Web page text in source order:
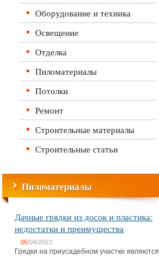
Оборудование и техника
Освещение
Отделка
Пиломатериалы
Потолки
Ремонт
Строительные материалы
Строительные статьи
Пиломатериалы
Дачные грядки из досок и пластика:
недостатки и преимущества
06/04/2023
Грядки на приусадебном участке являются